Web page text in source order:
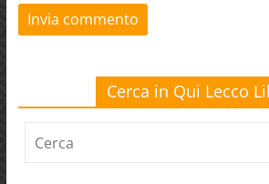
Cerca in Qui Lecco